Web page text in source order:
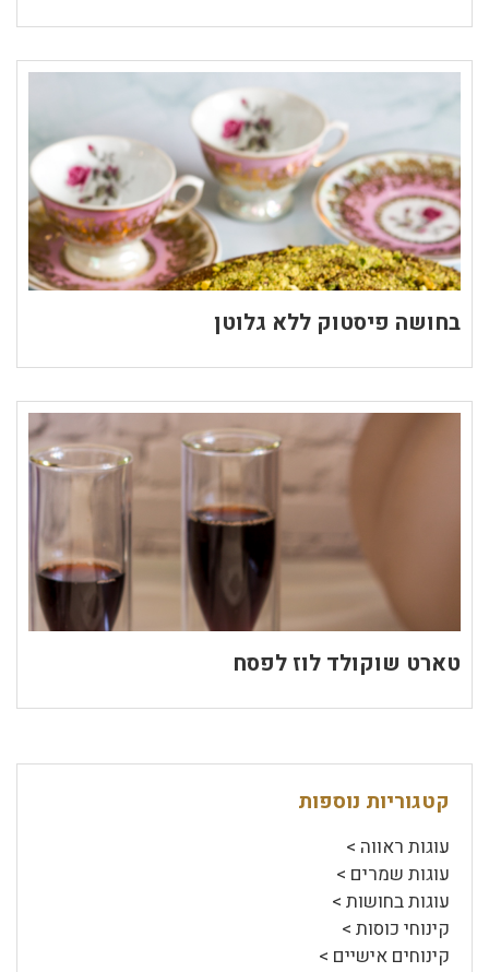
בחושה פיסטוק ללא גלוטן
טארט שוקולד לוז לפסח
קטגוריות נוספות
עוגות ראווה >
עוגות שמרים >
עוגות בחושות >
קינוחי כוסות >
קינוחים אישיים >